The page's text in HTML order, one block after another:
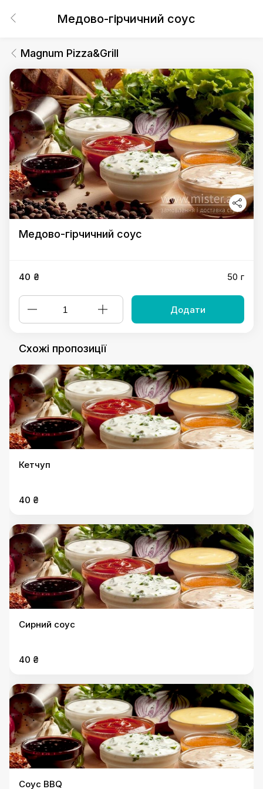
Медово-гірчичний соус
Magnum Pizza&Grill
Медово-гірчичний соус
40 ₴ 50 г
Додати
Схожі пропозиції
Кетчуп
40 ₴
Сирний соус
40 ₴
Соус BBQ